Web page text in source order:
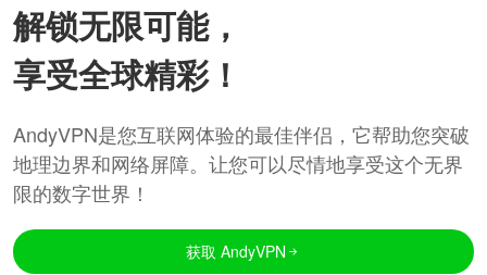
解锁无限可能，
享受全球精彩！
AndyVPN是您互联网体验的最佳伴侣，它帮助您突破
地理边界和网络屏障。让您可以尽情地享受这个无界
限的数字世界！
获取 AndyVPN